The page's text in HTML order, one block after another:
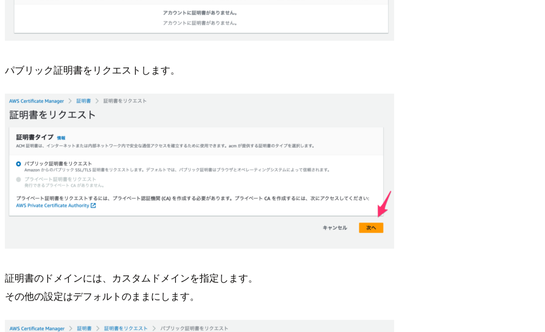
パブリック証明書をリクエストします。
証明書のドメインには、カスタムドメインを指定します。
その他の設定はデフォルトのままにします。